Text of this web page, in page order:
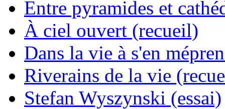
Entre pyramides et
À ciel ouvert (recueil)
Dans la vie à s'en
Riverains de la vie
Stefan Wyszynski (essai)